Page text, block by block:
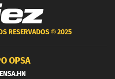
RESERVADOS ®2025
OPSA